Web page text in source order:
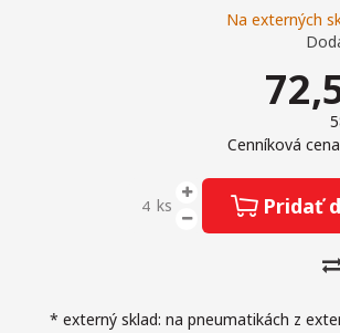
Na externých
Cenníková
ks Pridať
* externý sklad: na pneumatikách z